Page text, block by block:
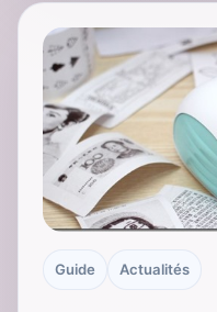
Guide Actualités